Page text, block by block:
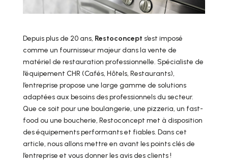
Depuis plus de 20 ans, Restoconcept s’est imposé
comme un fournisseur majeur dans la vente de
matériel de restauration professionnelle. Spécialiste de
l’équipement CHR (Cafés, Hôtels, Restaurants),
l’entreprise propose une large gamme de solutions
adaptées aux besoins des professionnels du secteur.
Que ce soit pour une boulangerie, une pizzeria, un fast-
food ou une boucherie, Restoconcept met à disposition
des équipements performants et fiables. Dans cet
article, nous allons mettre en avant les points clés de
l’entreprise et vous donner les avis des clients !